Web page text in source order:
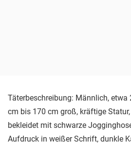
Täterbeschreibung: Männlich, etwa
cm bis 170 cm groß, kräftige Statur,
bekleidet mit schwarze
Aufdruck in weißer Schrift, dunkle